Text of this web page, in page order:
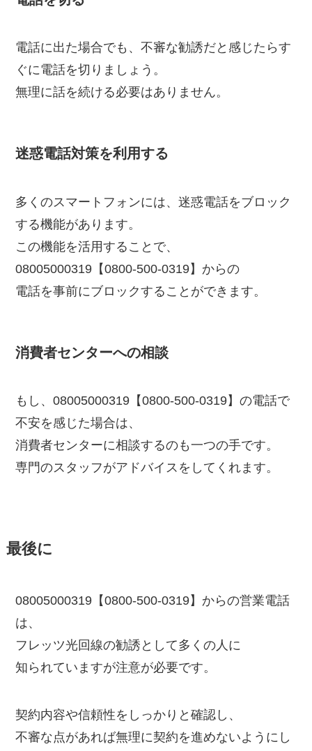
電話に出た場合でも、不審な勧誘だと感じたらす
ぐに電話を切りましょう。
無理に話を続ける必要はありません。
迷惑電話対策を利用する
多くのスマートフォンには、迷惑電話をブロック
する機能があります。
この機能を活用することで、
08005000319【0800-500-0319】からの
電話を事前にブロックすることができます。
消費者センターへの相談
もし、08005000319【0800-500-0319】の電話で
不安を感じた場合は、
消費者センターに相談するのも一つの手です。
専門のスタッフがアドバイスをしてくれます。
最後に
08005000319【0800-500-0319】からの営業電話
は、
フレッツ光回線の勧誘として多くの人に
知られていますが注意が必要です。
契約内容や信頼性をしっかりと確認し、
不審な点があれば無理に契約を進めないようにし